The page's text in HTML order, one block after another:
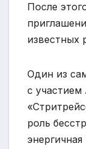
После
известных
Один из
с участием
роль